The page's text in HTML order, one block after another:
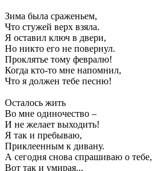
Зима была сраженьем,
Что стужей верх взяла.
Я оставил ключ в двери,
Но никто его не повернул.
Проклятье тому февралю!
Когда кто-то мне напомнил,
Что я должен тебе песню!
Осталось жить
Во мне одиночество –
И не желает выходить!
Я так и пребываю,
Приклеенным к дивану.
А сегодня снова спрашиваю о тебе,
Вот так и умирая...